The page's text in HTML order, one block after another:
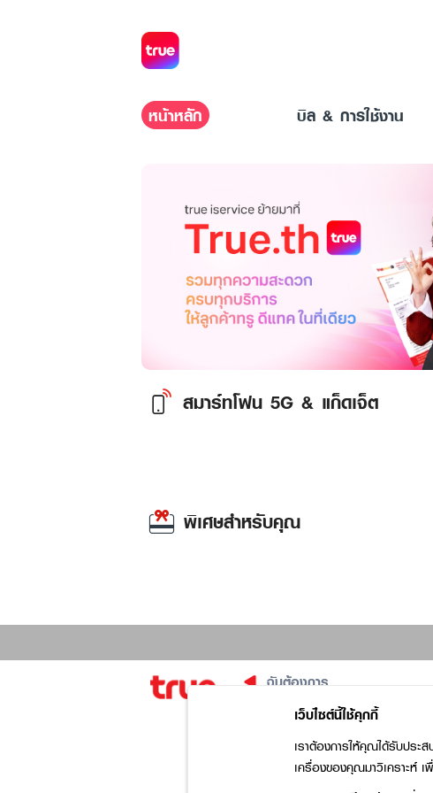
หน้าหลัก บิล & การใช้งาน
สมาร์ทโฟน 5G & แก็ดเจ็ต
ความบันเทิง
เว็บไซต์นี้ใช้คุกกี้
เราต้องการให้คุณได้รับประส
เครื่องของคุณมาวิเคราะห์